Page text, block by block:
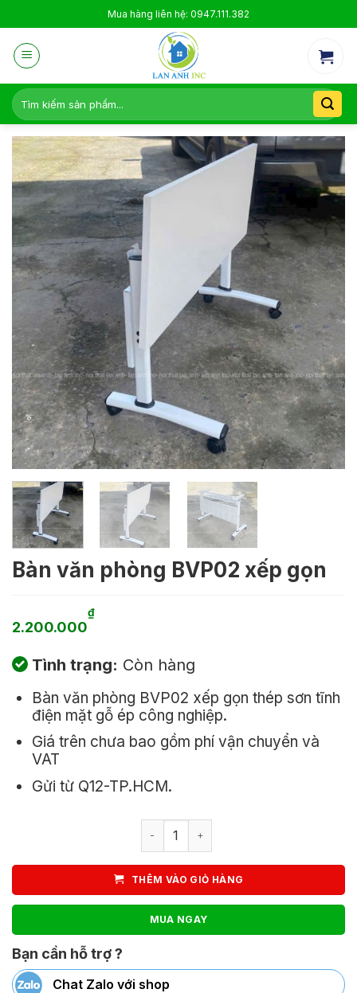
to
content
Mua hàng liên hệ: 0947.111.382
Tìm
kiếm:
Bàn văn phòng BVP02 xếp gọn
2.200.000
₫
Tình trạng: Còn hàng
Bàn văn phòng BVP02 xếp gọn thép sơn tĩnh
điện mặt gỗ ép công nghiệp.
Giá trên chưa bao gồm phí vận chuyển và
VAT
Gửi từ Q12-TP.HCM.
Bàn văn phòng BVP02 xếp gọn số
THÊM VÀO GIỎ HÀNG
MUA NGAY
Bạn cần hỗ trợ ?
Chat Zalo với shop